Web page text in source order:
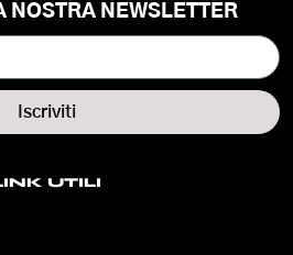
UTILI
NOSTRA NEWSLETTER
Iscriviti